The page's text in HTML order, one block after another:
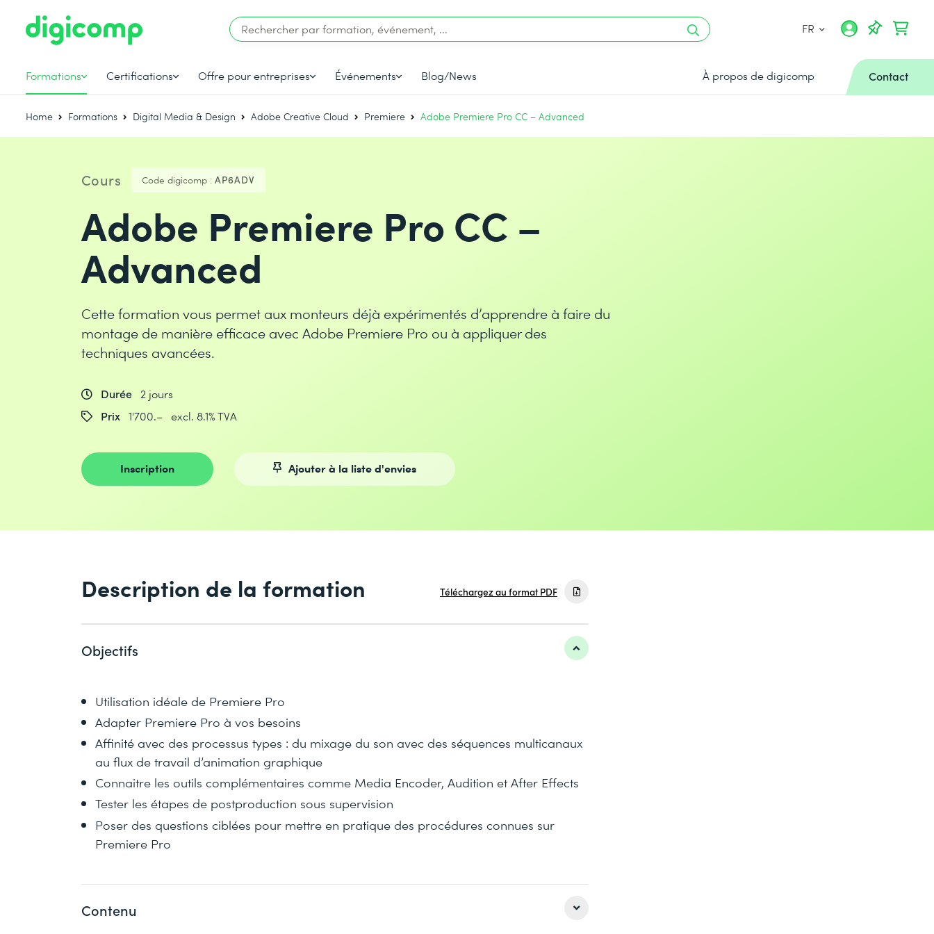
FR
Formations Certifications Offre pour entreprises Événements Blog/News À propos de digicomp Contact
Home Formations Digital Media & Design Adobe Creative Cloud Premiere Adobe Premiere Pro CC – Advanced
Cours Code digicomp : AP6ADV
Adobe Premiere Pro CC –
Advanced
Cette formation vous permet aux monteurs déjà expérimentés d’apprendre à faire du
montage de manière efficace avec Adobe Premiere Pro ou à appliquer des
techniques avancées.
Durée
2 jours
Prix
1'700.– excl. 8.1% TVA
Inscription Ajouter à la liste d'envies
Description de la formation Téléchargez au format PDF
Objectifs
Utilisation idéale de Premiere Pro
Adapter Premiere Pro à vos besoins
Affinité avec des processus types : du mixage du son avec des séquences multicanaux
au flux de travail d’animation graphique
Connaitre les outils complémentaires comme Media Encoder, Audition et After Effects
Tester les étapes de postproduction sous supervision
Poser des questions ciblées pour mettre en pratique des procédures connues sur
Premiere Pro
Contenu